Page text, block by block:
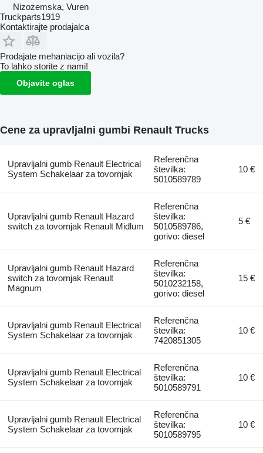
Nizozemska, Vuren
Truckparts1919
Kontaktirajte prodajalca
Prodajate mehaniacijo ali vozila?
To lahko storite z nami!
Objavite oglas
Cene za upravljalni gumbi Renault Trucks
Upravljalni gumb Renault Electrical
System Schakelaar za tovornjak
Referenčna
številka:
5010589789
10 €
Upravljalni gumb Renault Hazard
switch za tovornjak Renault Midlum
Referenčna
številka:
5010589786,
gorivo: diesel
5 €
Upravljalni gumb Renault Hazard
switch za tovornjak Renault
Magnum
Referenčna
številka:
5010232158,
gorivo: diesel
15 €
Upravljalni gumb Renault Electrical
System Schakelaar za tovornjak
Referenčna
številka:
7420851305
10 €
Upravljalni gumb Renault Electrical
System Schakelaar za tovornjak
Referenčna
številka:
5010589791
10 €
Upravljalni gumb Renault Electrical
System Schakelaar za tovornjak
Referenčna
številka:
5010589795
10 €